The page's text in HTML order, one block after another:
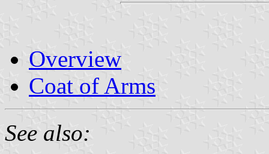
Overview
Coat of Arms
See also: